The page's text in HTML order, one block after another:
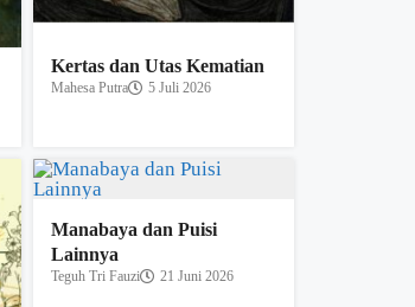
Kertas dan Utas Kematian
Mahesa Putra 5 Juli 2026
Manabaya dan Puisi
Lainnya
Teguh Tri Fauzi 21 Juni 2026